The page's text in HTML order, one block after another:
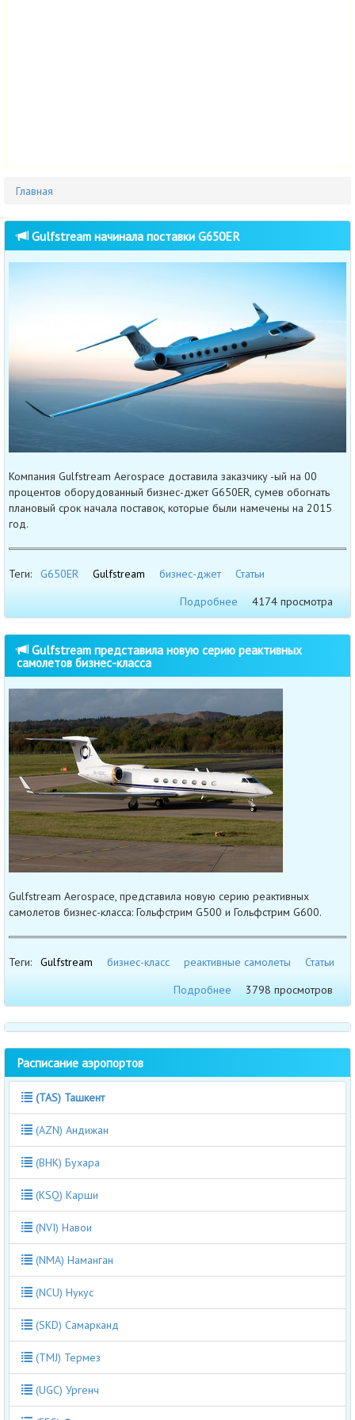
Главная
Gulfstream начинала поставки G650ER
Компания Gulfstream Aerospace доставила заказчику -ый на 00
процентов оборудованный бизнес-джет G650ER, сумев обогнать
плановый срок начала поставок, которые были намечены на 2015
год.
Теги: G650ER Gulfstream бизнес-джет
Статьи
Подробнее
4174 просмотра
Gulfstream представила новую серию реактивных
самолетов бизнес-класса
Gulfstream Aerospace, представила новую серию реактивных
самолетов бизнес-класса: Гольфстрим G500 и Гольфстрим G600.
Теги: Gulfstream бизнес-класс реактивные самолеты
Статьи
Подробнее
3798 просмотров
Расписание аэропортов
(TAS) Ташкент
(AZN) Андижан
(BHK) Бухара
(KSQ) Карши
(NVI) Навои
(NMA) Наманган
(NCU) Нукус
(SKD) Самарканд
(TMJ) Термез
(UGC) Ургенч